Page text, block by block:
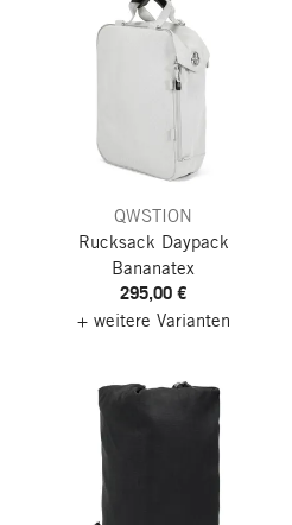
QWSTION
Rucksack Daypack
Bananatex
295,00 €
+ weitere Varianten